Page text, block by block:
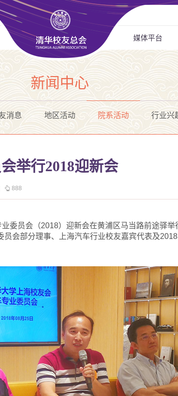
媒体平台
新闻中心
消息 地区活动 院系活动 行业兴
举行2018迎新会
888
委员会（2018）迎新会在黄浦区马当路前途驿
会部分理事、上海汽车行业校友嘉宾代表及2018